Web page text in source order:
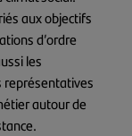
aux objectifs
d’ordre
les
représentatives
autour de